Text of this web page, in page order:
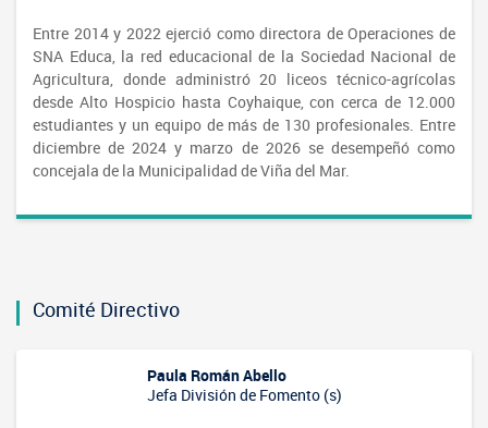
Entre 2014 y 2022 ejerció como directora de Operaciones de
SNA Educa, la red educacional de la Sociedad Nacional de
Agricultura, donde administró 20 liceos técnico-agrícolas
desde Alto Hospicio hasta Coyhaique, con cerca de 12.000
estudiantes y un equipo de más de 130 profesionales. Entre
diciembre de 2024 y marzo de 2026 se desempeñó como
concejala de la Municipalidad de Viña del Mar.
Comité Directivo
Paula Román Abello
Jefa División de Fomento (s)